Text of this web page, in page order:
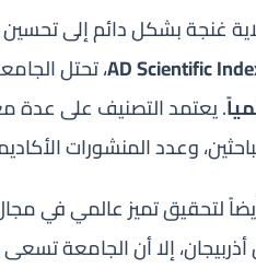
غنجة بشكل دائم إلى تحسين
AD Scientific، تحتل
. يعتمد التصنيف على عدة
لتحقيق تميز عالمي في
أذربيجان، إلا أن الجامعة